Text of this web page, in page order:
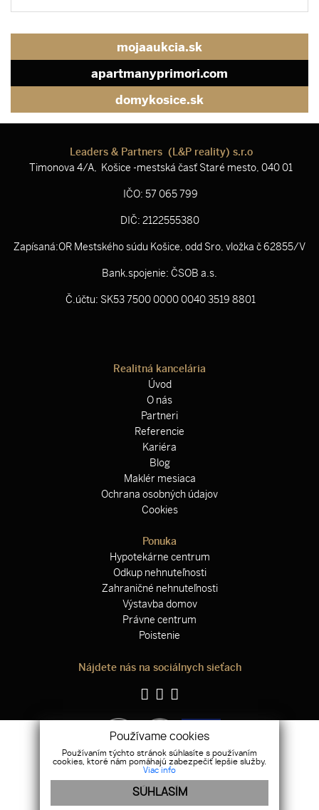
Používame cookies
Používaním týchto stránok súhlasíte s používaním
cookies, ktoré nám pomáhajú zabezpečiť lepšie služby.
Viac info
SÚHLASÍM
mojaaukcia.sk
apartmanyprimori.com
domykosice.sk
Leaders & Partners (L&P reality) s.r.o
Timonova 4/A, Košice -mestská časť Staré mesto, 040 01
IČO: 57 065 799
DIČ: 2122555380
Zapísaná:OR Mestského súdu Košice, odd Sro, vložka č 62855/V
Bank.spojenie: ČSOB a.s.
Č.účtu: SK53 7500 0000 0040 3519 8801
Realitná kancelária
Úvod
O nás
Partneri
Referencie
Kariéra
Blog
Maklér mesiaca
Ochrana osobných údajov
Cookies
Ponuka
Hypotekárne centrum
Odkup nehnuteľnosti
Zahraničné nehnuteľnosti
Výstavba domov
Právne centrum
Poistenie
Nájdete nás na sociálnych sieťach
WEBDESIGN| WEBEX.DIGITAL